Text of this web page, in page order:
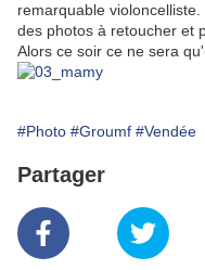
remarquable
des photos à retoucher et
Alors ce soir ce ne sera
#Photo #Groumf #Vendée
Partager